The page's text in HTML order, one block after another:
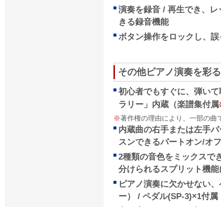
演奏を録音 / 再生でき、
きる録音機能
ボタン操作をロックし、
その他ピアノ演奏を彩
初心者でもすぐに、弾い
ラリー」内蔵（楽譜集付属
※著作権の理由により、一部の曲
内蔵曲の右手または左手
スンできるパートオン/オ
2種類の音色をミックスで
分けられるスプリット機
ピアノ演奏に欠かせない
ー） / ペダル(SP-3)×1付属